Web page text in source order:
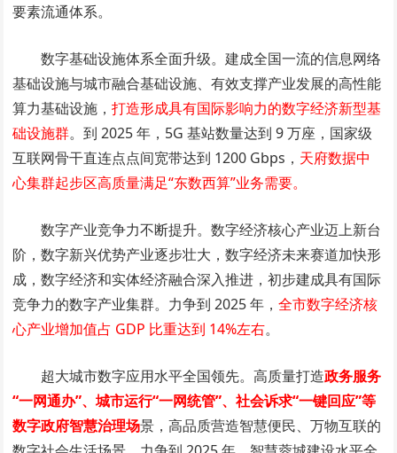
要素流通体系。
数字基础设施体系全面升级。建成全国一流的信息网络
基础设施与城市融合基础设施、有效支撑产业发展的高性能
算力基础设施，打造形成具有国际影响力的数字经济新型基
础设施群。到 2025 年，5G 基站数量达到 9 万座，国家级
互联网骨干直连点点间宽带达到 1200 Gbps， 天府数据中
心集群起步区高质量满足“东数西算”业务需要。
数字产业竞争力不断提升。数字经济核心产业迈上新台
阶，数字新兴优势产业逐步壮大，数字经济未来赛道加快形
成，数字经济和实体经济融合深入推进，初步建成具有国际
竞争力的数字产业集群。力争到 2025 年，全市数字经济核
心产业增加值占 GDP 比重达到 14%左右。
超大城市数字应用水平全国领先。高质量打造政务服务
“一网通办”、城市运行“一网统管”、社会诉求“一键回应”等
数字政府智慧治理场景，高品质营造智慧便民、万物互联的